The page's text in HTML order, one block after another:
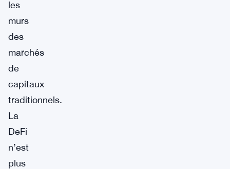
les
murs
des
marchés
de
capitaux
traditionnels.
La
DeFi
n’est
plus